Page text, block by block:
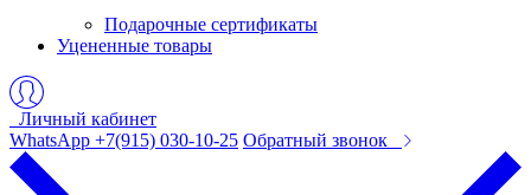
Подарочные сертификаты
Уцененные товары
Личный кабинет
WhatsApp +7(915) 030-10-25 Обратный звонок